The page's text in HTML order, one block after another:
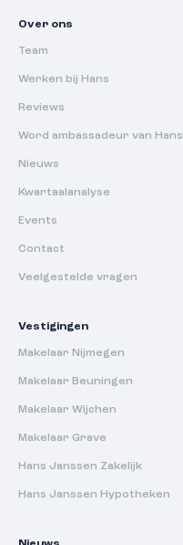
Over ons
Team
Werken bij Hans
Reviews
Word ambassadeur van Hans
Nieuws
Kwartaalanalyse
Events
Contact
Veelgestelde vragen
Vestigingen
Makelaar Nijmegen
Makelaar Beuningen
Makelaar Wijchen
Makelaar Grave
Hans Janssen Zakelijk
Hans Janssen Hypotheken